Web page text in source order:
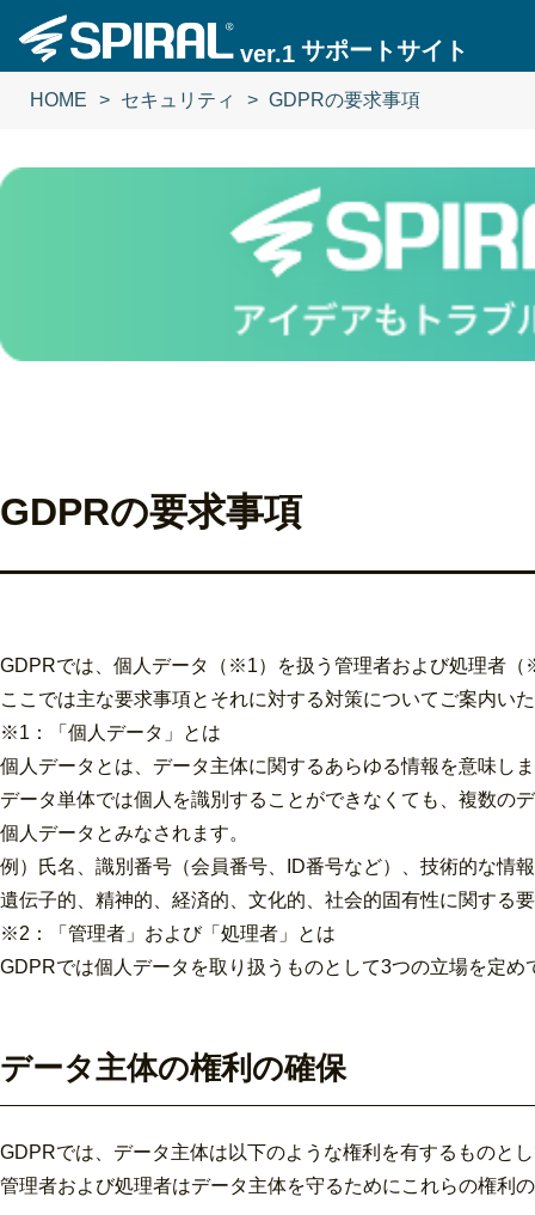
ver.1 サポートサイト
HOME セキュリティ GDPRの要求事項
GDPRの要求事項
GDPRでは、個人データ（※1）を扱う管理者および処理者
ここでは主な要求事項とそれに対する対策についてご案内い
※1：「個人データ」とは
個人データとは、データ主体に関するあらゆる情報を意味し
データ単体では個人を識別することができなくても、複数の
個人データとみなされます。
例）氏名、識別番号（会員番号、ID番号など）、技術的な情
遺伝子的、精神的、経済的、文化的、社会的固有性に関する
※2：「管理者」および「処理者」とは
GDPRでは個人データを取り扱うものとして3つの立場を定め
データ主体の権利の確保
GDPRでは、データ主体は以下のような権利を有するものと
管理者および処理者はデータ主体を守るためにこれらの権利